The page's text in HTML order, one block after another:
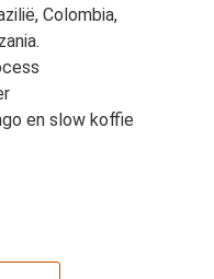
Colombia,
en slow koffie